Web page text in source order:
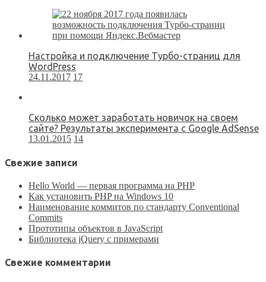
Настройка и подключение Турбо-страниц для
WordPress
24.11.2017 17
Сколько может заработать новичок на своем
сайте? Результаты эксперимента с Google AdSense
13.01.2015 14
Свежие записи
Hello World — первая программа на PHP
Как установить PHP на Windows 10
Наименование коммитов по стандарту Conventional
Commits
Прототипы объектов в JavaScript
Библиотека jQuery с примерами
Свежие комментарии